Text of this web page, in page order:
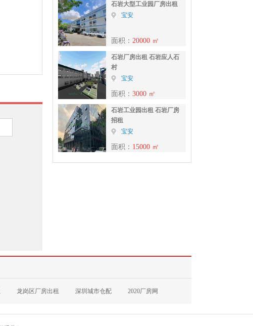
面积： 20000 ㎡
石岩大型工业园厂房出租
宝安
面积： 3000 ㎡
石岩厂房出租 石岩应人石
村
宝安
面积： 15000 ㎡
石岩工业园出租 石岩厂房
招租
宝安
龙岗区厂房出租 深圳城市仓配 2020厂房网